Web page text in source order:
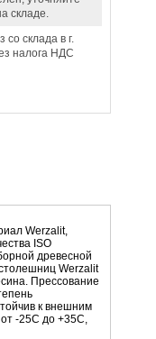
складе.
со склада в г.
налога НДС
Werzalit,
ISO
древесной
Werzalit
Прессование
к внешним
-25С до +35С,